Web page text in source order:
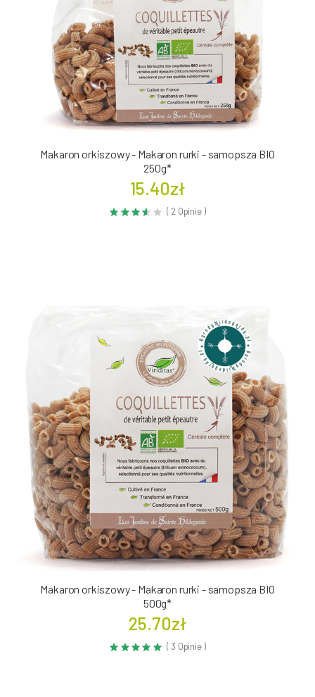
Makaron orkiszowy - Makaron rurki - samopsza BIO
250g*
15.40zł
( 2 Opinie )
Makaron orkiszowy - Makaron rurki - samopsza BIO
500g*
25.70zł
( 3 Opinie )